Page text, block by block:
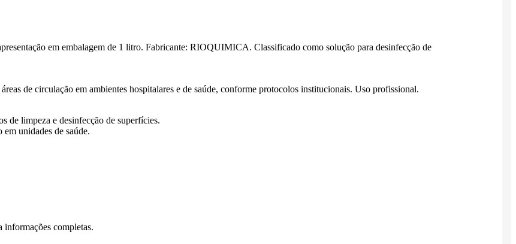
em embalagem de 1 litro. Fabricante: RIOQUIMICA. Classificado como solução para desinfecção de
de circulação em ambientes hospitalares e de saúde, conforme protocolos institucionais. Uso profissional.
de limpeza e desinfecção de superfícies.
unidades de saúde.
completas.